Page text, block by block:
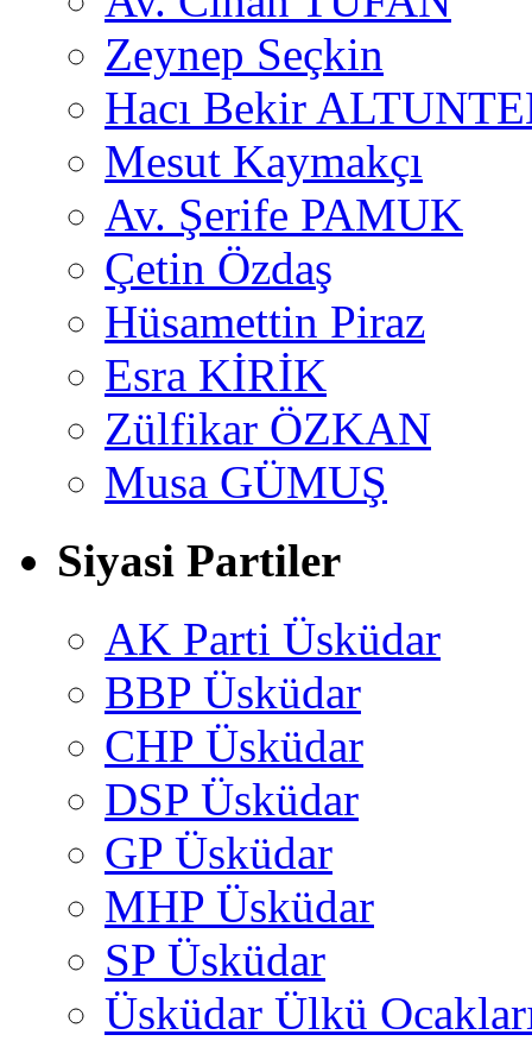
Zeynep Seçkin
Hacı Bekir
Mesut Kaymakçı
Av. Şerife PAMUK
Çetin Özdaş
Hüsamettin Piraz
Esra KİRİK
Zülfikar ÖZKAN
Musa GÜMUŞ
Siyasi Partiler
AK Parti Üsküdar
BBP Üsküdar
CHP Üsküdar
DSP Üsküdar
GP Üsküdar
MHP Üsküdar
SP Üsküdar
Üsküdar Ülkü